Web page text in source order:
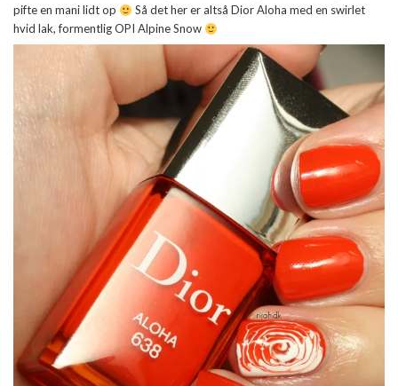
pifte en mani lidt op
Så det her er altså Dior Aloha med en swirlet
hvid lak, formentlig OPI Alpine Snow